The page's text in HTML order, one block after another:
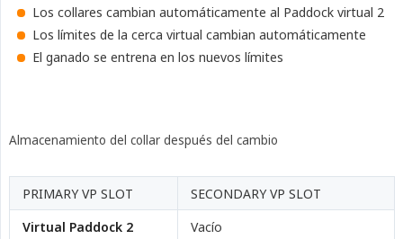
Los collares cambian automáticamente al Paddock virtual 2
Los límites de la cerca virtual cambian automáticamente
El ganado se entrena en los nuevos límites
Almacenamiento del collar después del cambio
PRIMARY VP SLOT
SECONDARY VP SLOT
Virtual Paddock 2
Vacío